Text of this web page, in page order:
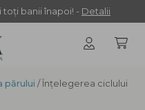
toţi banii înapoi! - Detalii
părului / Înțelegerea ciclului